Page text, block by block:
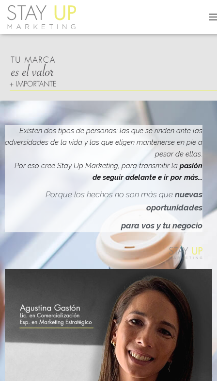
A
M
D
E
N
A
V
G
I
Ó
N
Existen dos tipos de personas: las que se rinden ante las
adversidades de la vida y las que eligen mantenerse en pie a
pesar de ellas.
Por eso creé Stay Up Marketing, para transmitir la pasión
de seguir adelante e ir por más…
Porque los hechos no son más que nuevas
oportunidades
para vos y tu negocio